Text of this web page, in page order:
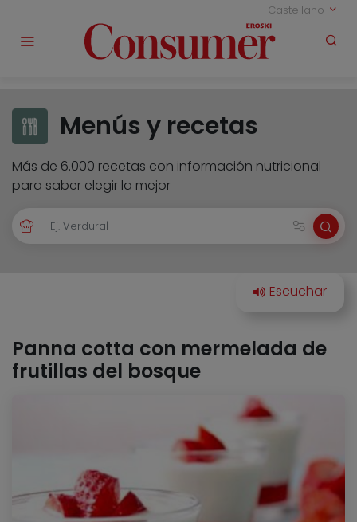
Castellano
Menús y recetas
Más de 6.000 recetas con información nutricional
para saber elegir la mejor
Panna cotta con mermelada de
frutillas del bosque